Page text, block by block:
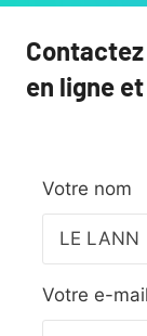
en ligne
Votre nom
Votre e-mail